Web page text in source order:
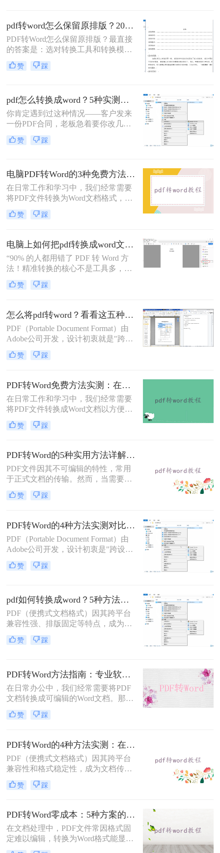
底。
pdf转word怎么保留原排版？2026最新实测，这5种方法从免费到专业全搞定！
PDF转Word怎么保留原排版？最直接
的答案是：选对转换工具和转换模式
——可编辑PDF优先用Word直接打开
或专业转换软件的“排版优先”模式，
排版错乱、表格移位、字体变样等问
题的核心原则。
赞 踩
pdf怎么转换成word？5种实测方法，从免费到专业全攻略！
你肯定遇到过这种情况——客户发来
一份PDF合同，老板急着要你改几个
字；老师上传的PDF课件，你想复制
一段做笔记；或者自己扫描的纸质文
者，“pdf怎么转换成word”绝对是高频
刚需。
赞 踩
电脑PDF转Word的3种免费方法实测：含效果对比与适用场景说明！
在日常工作和学习中，我们经常需要
将PDF文件转换为Word文档格式，以
便进行编辑和修改。那么电脑pdf怎么
转word文档格式免费呢？本文将介绍
现PDF到Word的转换。
赞 踩
电脑上如何把pdf转换成word文档？这3个高效精准的方法，让你办公效能翻倍！
“90% 的人都用错了 PDF 转 Word 方
法！精准转换的核心不是工具多，而
是选对适配场景”职场中，“PDF 转
Word” 是高频刚需 —— 项目报告需提
论文需调整格式，稍有不慎就会出现
排版错乱、文字丢失、表格变形等问
题。
赞 踩
怎么将pdf转word？看看这五种转换方法！
PDF（Portable Document Format）由
Adobe公司开发，设计初衷就是"跨设
备一致性呈现"——无论在什么设备
上打开，排版都完全一样。这个优点
用固定坐标记录每个文字、图形的精
确位置，而Word是流式排版，内容从
上到下流动、自动换行。
赞 踩
PDF转Word免费方法实测：在线工具、Word内置功能与手动复制3种方式对比！
在日常工作和学习中，我们经常需要
将PDF文件转换成Word文档以方便编
辑。那么怎么不花钱把pdf转成word
呢？以下是三种可以免费使用的PDF
选择最适合的方式。
赞 踩
PDF转Word的5种实用方法详解：含扫描件OCR处理与格式校对指南！
PDF文件因其不可编辑的特性，常用
于正式文档的传输。然而，当需要对
PDF内容进行修改时，将其转换为可
编辑的Word文档是必要的。那么pdf
常见且高效的方法，帮助您快速完成
转换。
赞 踩
PDF转Word的4种方法实测对比（附还原度对比表）！
PDF（Portable Document Format）由
Adobe公司开发，设计初衷是"跨设备
一致性呈现"——无论在什么设备上
打开，排版都完全一样。这个优点也
位置，而Word是流式排版，内容从上
到下流动、自动换行。
赞 踩
pdf如何转换成word？5种方法从免费到编程实测对比！
PDF（便携式文档格式）因其跨平台
兼容性强、排版固定等特点，成为文
档共享和存档的首选。但若需编辑内
容或调整格式，需将PDF转换为
户高效完成转换。
赞 踩
PDF转Word方法指南：专业软件、在线工具、Word内置与改后缀名4种方案对比！
在日常办公中，我们经常需要将PDF
文档转换成可编辑的Word文档。那么
如何将pdf转换成word呢？本文将介绍
几种常用的PDF转Word的方法，助您
赞 踩
PDF转Word的4种方法实测：在线工具、Word、Adobe与开源软件对比！！
PDF（便携式文档格式）因其跨平台
兼容性和格式稳定性，成为文档传输
的首选格式。然而，当我们需要编辑
文档内容时，将其转换为Word格式
word怎么转呢？本文将详细介绍几种
常用的PDF转Word方法，助您轻松完
成转换。
赞 踩
PDF转Word零成本：5种方案的成本、速度、精度对比！
在文档处理中，PDF文件常因格式固
定难以编辑，转换为Word格式能显著
提升工作效率。然而，市面上许多转